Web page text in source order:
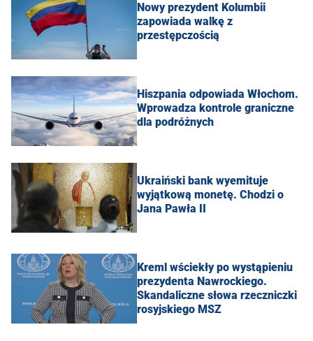
Nowy prezydent Kolumbii
zapowiada walkę z
przestępczością
Hiszpania odpowiada Włochom.
Wprowadza kontrole graniczne
dla podróżnych
Ukraiński bank wyemituje
wyjątkową monetę. Chodzi o
Jana Pawła II
Kreml wściekły po wystąpieniu
prezydenta Nawrockiego.
Skandaliczne słowa rzeczniczki
rosyjskiego MSZ